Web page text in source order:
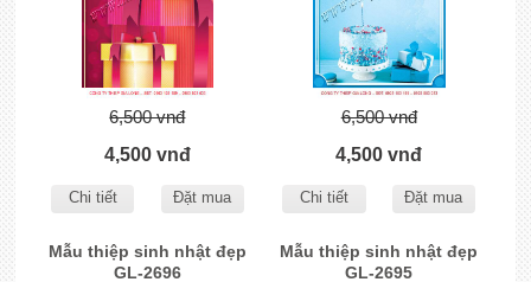
6,500 vnđ
4,500 vnđ
Chi tiết Đặt mua
6,500 vnđ
4,500 vnđ
Chi tiết Đặt mua
Mẫu thiệp sinh nhật đẹp
GL-2696
Mẫu thiệp sinh nhật đẹp
GL-2695